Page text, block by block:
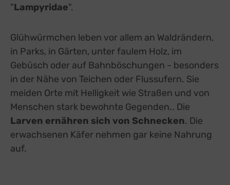
"Lampyridae".
Glühwürmchen leben vor allem an Waldrändern,
in Parks, in Gärten, unter faulem Holz, im
Gebüsch oder auf Bahnböschungen - besonders
in der Nähe von Teichen oder Flussufern. Sie
meiden Orte mit Helligkeit wie Straßen und von
Menschen stark bewohnte Gegenden.. Die
Larven ernähren sich von Schnecken. Die
erwachsenen Käfer nehmen gar keine Nahrung
auf.